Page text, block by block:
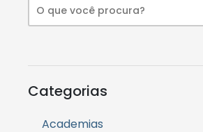
Categorias
Academias